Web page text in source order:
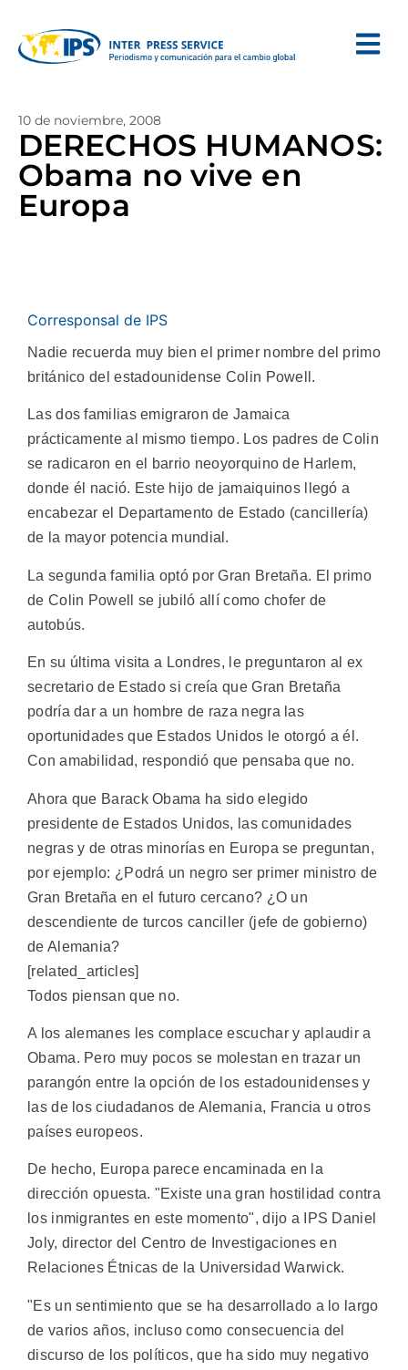
10 de noviembre, 2008
DERECHOS HUMANOS:
Obama no vive en
Europa
Corresponsal de IPS
Nadie recuerda muy bien el primer nombre del primo
británico del estadounidense Colin Powell.
Las dos familias emigraron de Jamaica
prácticamente al mismo tiempo. Los padres de Colin
se radicaron en el barrio neoyorquino de Harlem,
donde él nació. Este hijo de jamaiquinos llegó a
encabezar el Departamento de Estado (cancillería)
de la mayor potencia mundial.
La segunda familia optó por Gran Bretaña. El primo
de Colin Powell se jubiló allí como chofer de
autobús.
En su última visita a Londres, le preguntaron al ex
secretario de Estado si creía que Gran Bretaña
podría dar a un hombre de raza negra las
oportunidades que Estados Unidos le otorgó a él.
Con amabilidad, respondió que pensaba que no.
Ahora que Barack Obama ha sido elegido
presidente de Estados Unidos, las comunidades
negras y de otras minorías en Europa se preguntan,
por ejemplo: ¿Podrá un negro ser primer ministro de
Gran Bretaña en el futuro cercano? ¿O un
descendiente de turcos canciller (jefe de gobierno)
de Alemania?
[related_articles]
Todos piensan que no.
A los alemanes les complace escuchar y aplaudir a
Obama. Pero muy pocos se molestan en trazar un
parangón entre la opción de los estadounidenses y
las de los ciudadanos de Alemania, Francia u otros
países europeos.
De hecho, Europa parece encaminada en la
dirección opuesta. "Existe una gran hostilidad contra
los inmigrantes en este momento", dijo a IPS Daniel
Joly, director del Centro de Investigaciones en
Relaciones Étnicas de la Universidad Warwick.
"Es un sentimiento que se ha desarrollado a lo largo
de varios años, incluso como consecuencia del
discurso de los políticos, que ha sido muy negativo